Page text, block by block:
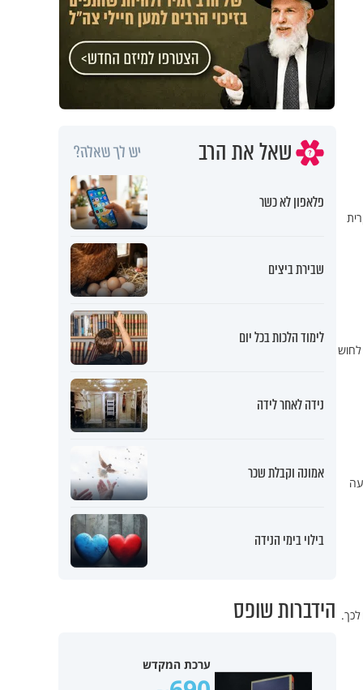
שאל את הרב יש לך שאלה?
פלאפון לא כשר
שבירת ביצים
לימוד הלכות בכל יום
נידה לאחר לידה
אמונה וקבלת שכר
בילוי בימי הנידה
הידברות שופס
ערכת המקדש